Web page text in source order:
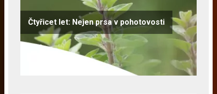
Čtyřicet let: Nejen prsa v pohotovosti